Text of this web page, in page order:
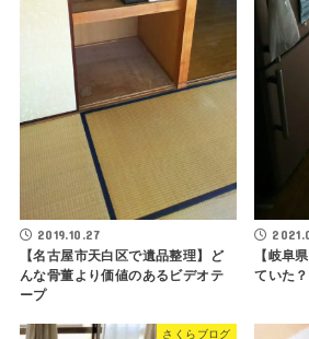
2019.10.27
【名古屋市天白区で遺品整理】ど
んな骨董より価値のあるビデオテ
ープ
【岐阜
ていた
さくらブログ